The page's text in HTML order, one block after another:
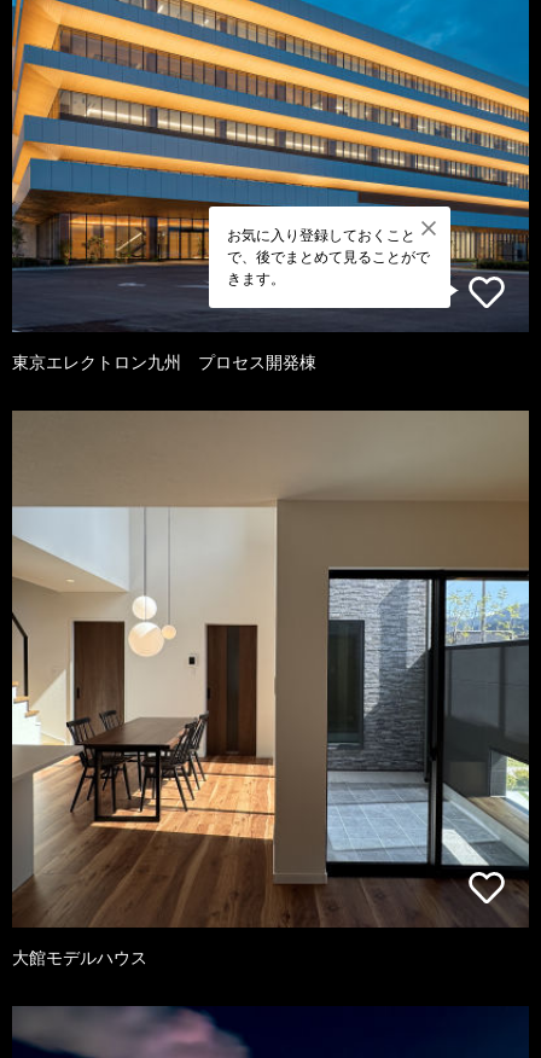
お気に入り登録しておくこと
で、後でまとめて見ることがで
きます。
東京エレクトロン九州 プロセス開発棟
大館モデルハウス